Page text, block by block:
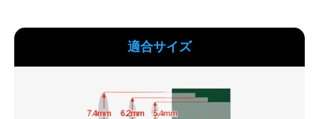
適合サイズ